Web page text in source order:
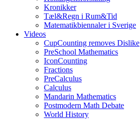
Kronikker
Tæl&Regn i Rum&Tid
Matematikbiennaler i Sverige
Videos
CupCounting removes Dislike
PreSchool Mathematics
IconCounting
Fractions
PreCalculus
Calculus
Mandarin Mathematics
Postmodern Math Debate
World History